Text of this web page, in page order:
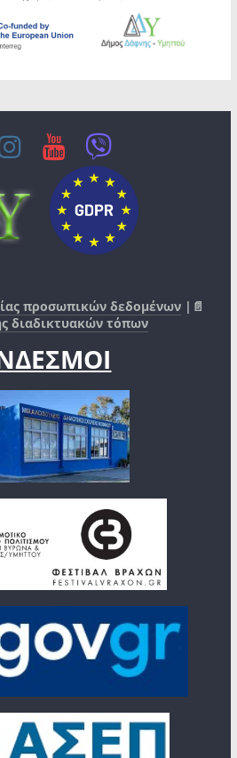
προσωπικών δεδομένων |📄
διαδικτυακών τόπων